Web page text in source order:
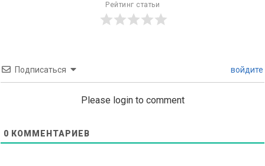
Рейтинг статьи
Подписаться войдите
Please login to comment
0 КОММЕНТАРИЕВ